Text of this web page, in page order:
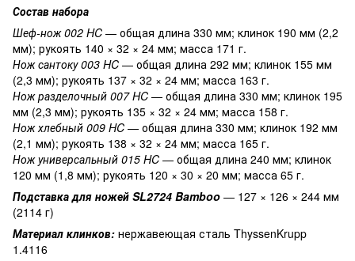
Состав набора
Шеф-нож 002 HC — общая длина 330 мм; клинок 190 мм (2,2
мм); рукоять 140 × 32 × 24 мм; масса 171 г.
Нож сантоку 003 HC — общая длина 292 мм; клинок 155 мм
(2,3 мм); рукоять 137 × 32 × 24 мм; масса 163 г.
Нож разделочный 007 HC — общая длина 330 мм; клинок 195
мм (2,3 мм); рукоять 135 × 32 × 24 мм; масса 158 г.
Нож хлебный 009 HC — общая длина 330 мм; клинок 192 мм
(2,1 мм); рукоять 138 × 32 × 24 мм; масса 165 г.
Нож универсальный 015 HC — общая длина 240 мм; клинок
120 мм (1,8 мм); рукоять 120 × 30 × 20 мм; масса 65 г.
Подставка для ножей SL2724 Bamboo — 127 × 126 × 244 мм
(2114 г)
Материал клинков: нержавеющая сталь ThyssenKrupp
1.4116